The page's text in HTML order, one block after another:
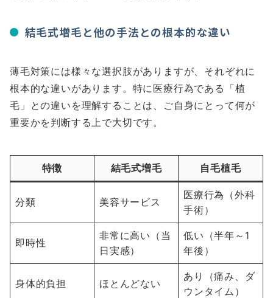
結毛式増毛と他の手法との根本的な違い
薄毛対策には様々な選択肢がありますが、それぞれに
根本的な違いがあります。特に医療行為である「植
毛」との違いを理解することは、ご自身にとって何が
重要かを判断する上で大切です。
特徴 結毛式増毛 自毛植毛
分類 美容サービス
医療行為（外科
手術）
即時性
非常に高い（当
日実感）
低い（半年～1
年後）
身体的負担 ほとんどない
あり（痛み、ダ
ウンタイム）